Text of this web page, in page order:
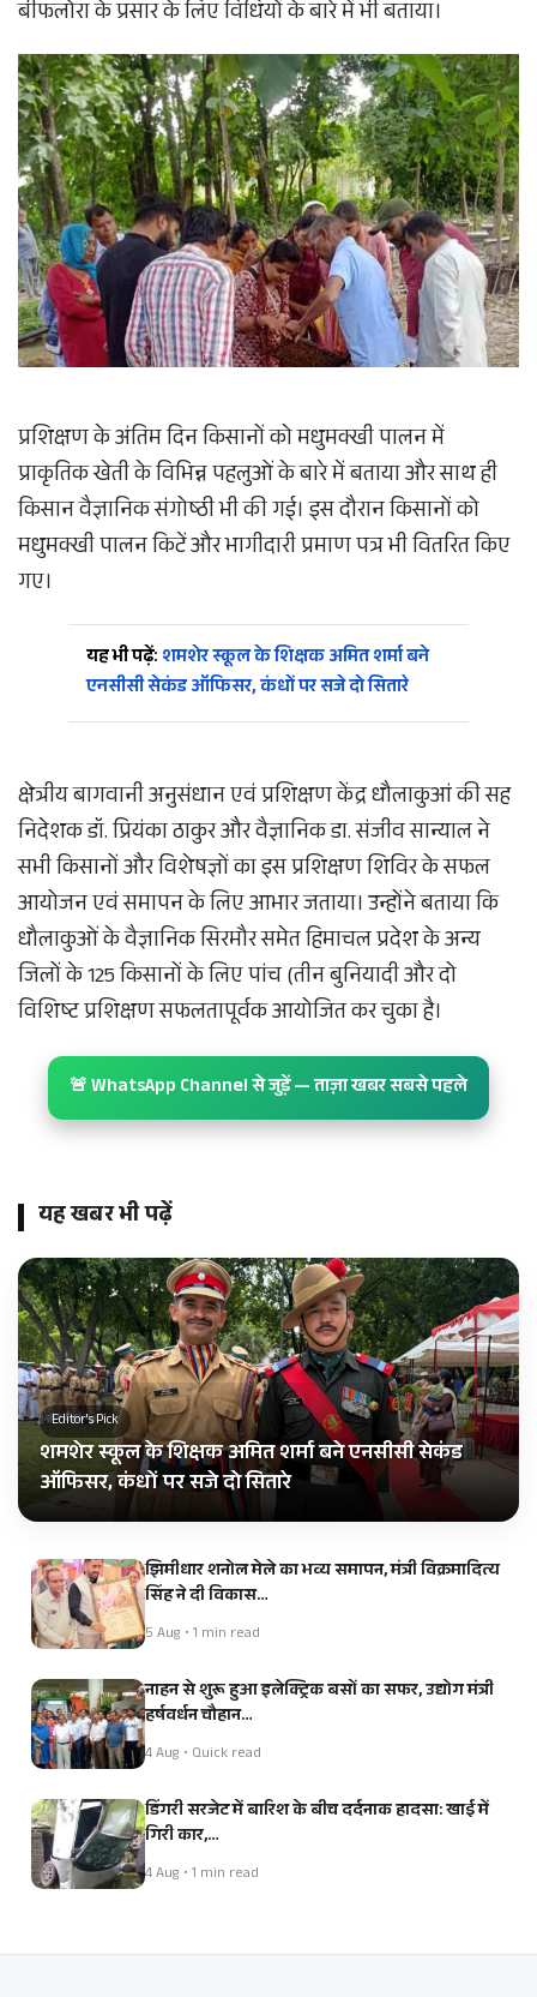
बीफलोरा के प्रसार के लिए विधियों के बारे में भी बताया।
प्रशिक्षण के अंतिम दिन किसानों को मधुमक्खी पालन में
प्राकृतिक खेती के विभिन्न पहलुओं के बारे में बताया और साथ ही
किसान वैज्ञानिक संगोष्ठी भी की गई। इस दौरान किसानों को
मधुमक्खी पालन किटें और भागीदारी प्रमाण पत्र भी वितरित किए
गए।
यह भी पढ़ें: शमशेर स्कूल के शिक्षक अमित शर्मा बने
एनसीसी सेकंड ऑफिसर, कंधों पर सजे दो सितारे
क्षेत्रीय बागवानी अनुसंधान एवं प्रशिक्षण केंद्र धौलाकुआं की सह
निदेशक डॉ. प्रियंका ठाकुर और वैज्ञानिक डा. संजीव सान्याल ने
सभी किसानों और विशेषज्ञों का इस प्रशिक्षण शिविर के सफल
आयोजन एवं समापन के लिए आभार जताया। उन्होंने बताया कि
धौलाकुओं के वैज्ञानिक सिरमौर समेत हिमाचल प्रदेश के अन्य
जिलों के 125 किसानों के लिए पांच (तीन बुनियादी और दो
विशिष्ट प्रशिक्षण सफलतापूर्वक आयोजित कर चुका है।
🚨 WhatsApp Channel से जुड़ें — ताज़ा खबर सबसे पहले
यह खबर भी पढ़ें
Editor's Pick
शमशेर स्कूल के शिक्षक अमित शर्मा बने एनसीसी सेकंड
ऑफिसर, कंधों पर सजे दो सितारे
झिमीधार शनोल मेले का भव्य समापन, मंत्री विक्रमादित्य
सिंह ने दी विकास…
5 Aug • 1 min read
नाहन से शुरू हुआ इलेक्ट्रिक बसों का सफर, उद्योग मंत्री
हर्षवर्धन चौहान…
4 Aug • Quick read
डिंगरी सरजेट में बारिश के बीच दर्दनाक हादसा: खाई में
गिरी कार,…
4 Aug • 1 min read